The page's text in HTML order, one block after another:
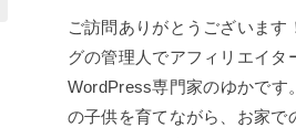
ご訪問ありがとうございます
グの管理人でアフィリエイタ
WordPress専門家のゆかです
の子供を育てながら、お家で